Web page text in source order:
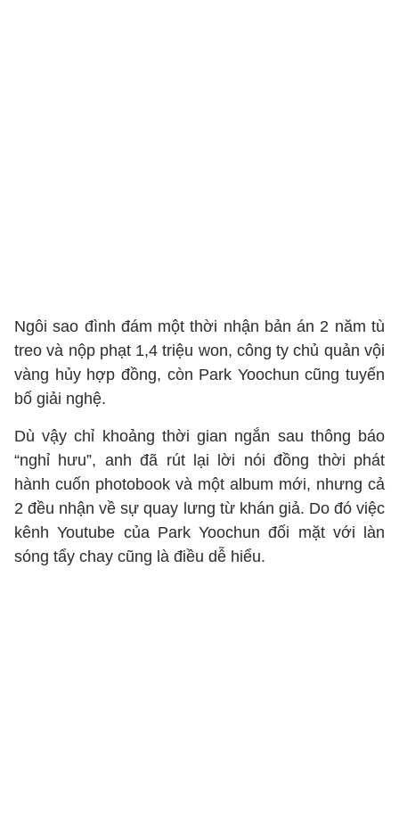
Ngôi sao đình đám một thời nhận bản án 2 năm tù
treo và nộp phạt 1,4 triệu won, công ty chủ quản vội
vàng hủy hợp đồng, còn Park Yoochun cũng tuyến
bố giải nghệ.
Dù vậy chỉ khoảng thời gian ngắn sau thông báo
“nghỉ hưu”, anh đã rút lại lời nói đồng thời phát
hành cuốn photobook và một album mới, nhưng cả
2 đều nhận về sự quay lưng từ khán giả. Do đó việc
kênh Youtube của Park Yoochun đối mặt với làn
sóng tẩy chay cũng là điều dễ hiểu.